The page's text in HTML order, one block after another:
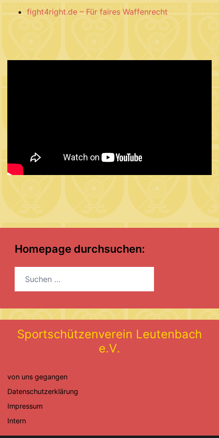
fight4right.de – Für faires Waffenrecht
Homepage durchsuchen:
Suchen
nach:
Sportschützenverein Leutenbach
e.V.
von uns gegangen
Datenschutzerklärung
Impressum
Intern